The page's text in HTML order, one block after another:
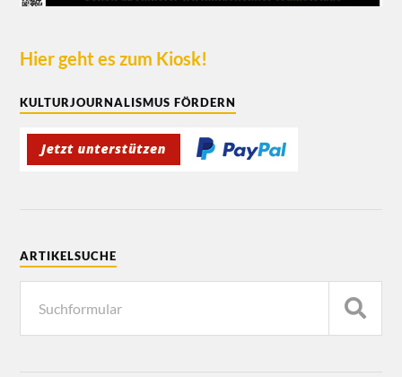
Hier geht es zum Kiosk!
KULTURJOURNALISMUS FÖRDERN
ARTIKELSUCHE